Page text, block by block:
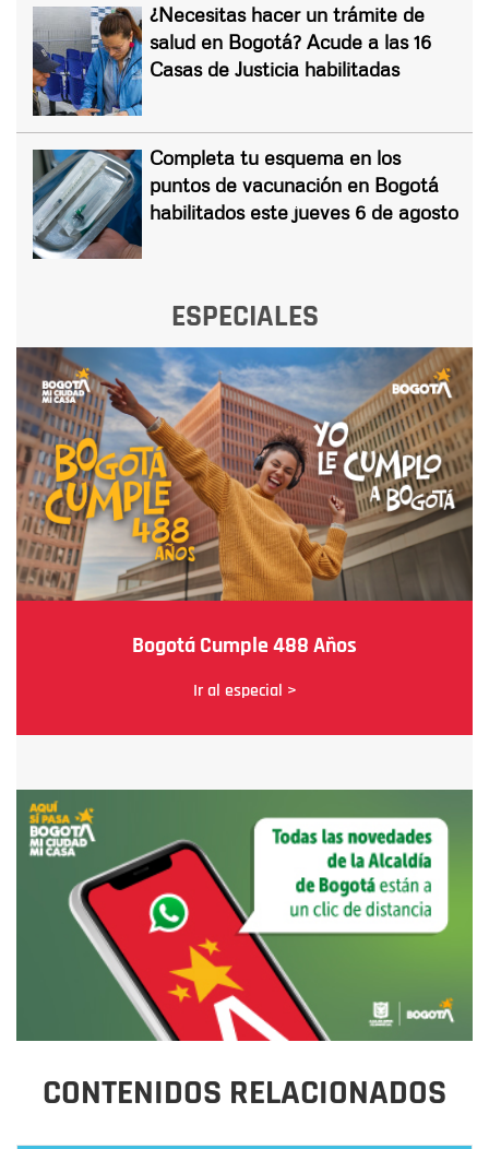
¿Necesitas hacer un trámite de
salud en Bogotá? Acude a las 16
Casas de Justicia habilitadas
Completa tu esquema en los
puntos de vacunación en Bogotá
habilitados este jueves 6 de agosto
ESPECIALES
Bogotá Cumple 488 Años
Ir al especial >
CONTENIDOS RELACIONADOS